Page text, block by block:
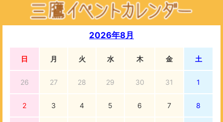
2026年8月
日 月 火 水 木 金 土
26 27 28 29 30 31 1
2 3 4 5 6 7 8